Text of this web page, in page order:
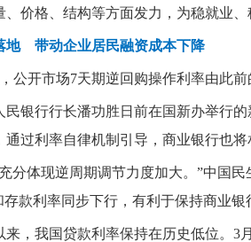
、价格、结构等方面发力，为稳就业
地 带动企业居民融资成本下降
公开市场7天期逆回购操作利率由此
民银行行长潘功胜日前在国新办举行
通过利率自律机制引导，商业银行也
分体现逆周期调节力度加大。”中国
存款利率同步下行，有利于保持商业
来，我国贷款利率保持在历史低位。3